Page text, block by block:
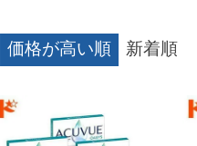
価格が高い順 新着順